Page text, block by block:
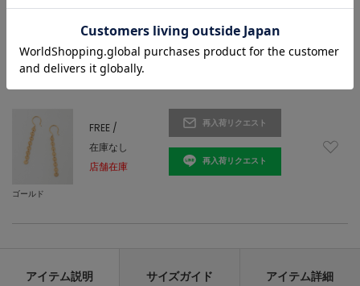
ゴールド
FREE /
在庫なし
店舗在庫
再入荷リクエスト
再入荷リクエスト
アイテム説明 サイズガイド アイテム詳細